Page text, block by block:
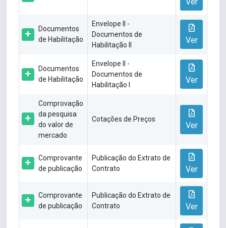
Documentos
de Habilitação
Envelope II -
Documentos de
Habilitação II
Ver
Documentos
de Habilitação
Envelope II -
Documentos de
Habilitação I
Ver
Comprovação
da pesquisa
do valor de
mercado
Cotações de Preços
Ver
Comprovante
de publicação
Publicação do Extrato de
Contrato
Ver
Comprovante
de publicação
Publicação do Extrato de
Contrato
Ver